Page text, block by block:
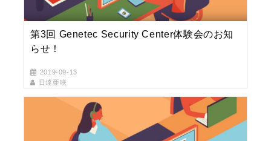
第3回 Genetec Security Center体験会のお知
らせ！
2019-09-13
日達亜咲